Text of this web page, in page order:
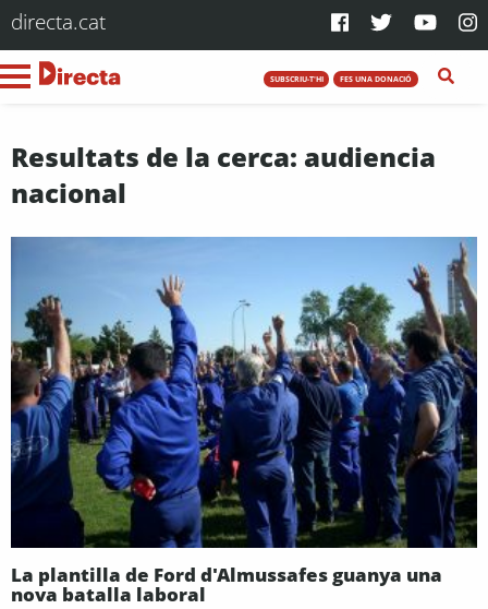
directa.cat
SUBSCRIU-T'HI FES UNA DONACIÓ
Resultats de la cerca: audiencia
nacional
La plantilla de Ford d'Almussafes guanya una
nova batalla laboral